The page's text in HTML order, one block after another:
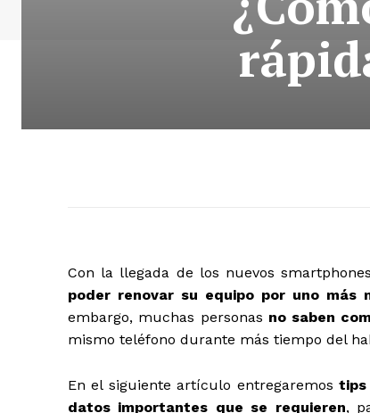
Con la llegada de los nuevos
poder renovar su equipo por uno más
embargo, muchas personas no saben
mismo teléfono durante más tiempo del
En el siguiente artículo entregaremostips
datos importantes que se requieren,